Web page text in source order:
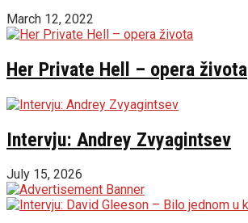
March 12, 2022
Her Private Hell – opera života
Intervju: Andrey Zvyagintsev
July 15, 2026